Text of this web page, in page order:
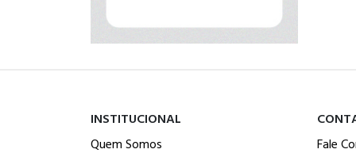
INSTITUCIONAL
Quem Somos
Fale